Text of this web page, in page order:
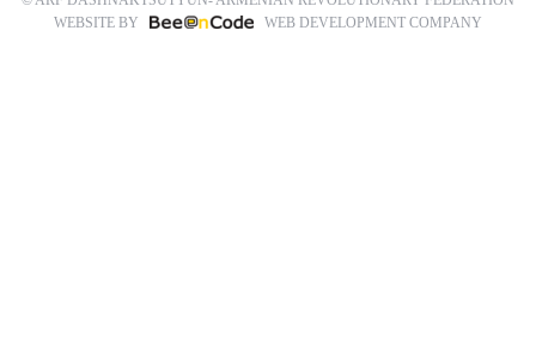
WEBSITE BY
WEB DEVELOPMENT COMPANY